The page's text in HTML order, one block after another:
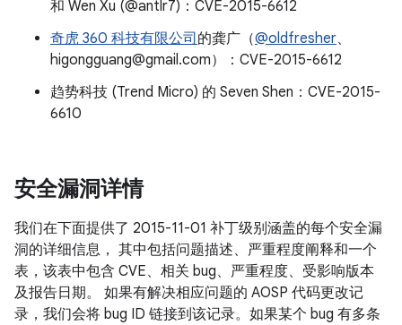
和 Wen Xu (@antlr7)：CVE-2015-6612
奇虎 360 科技有限公司 的龚广（@oldfresher、
higongguang@gmail.com）：CVE-2015-6612
趋势科技 (Trend Micro) 的 Seven Shen：CVE-2015-
6610
安全漏洞详情
我们在下面提供了 2015-11-01 补丁级别涵盖的每个安全漏
洞的详细信息， 其中包括问题描述、严重程度阐释和一个
表，该表中包含 CVE、相关 bug、严重程度、受影响版本
及报告日期。 如果有解决相应问题的 AOSP 代码更改记
录，我们会将 bug ID 链接到该记录。如果某个 bug 有多条